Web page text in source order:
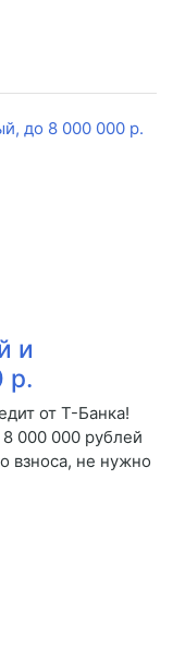
и
р.
от Т-Банка!
000 000 рублей
взноса, не нужно